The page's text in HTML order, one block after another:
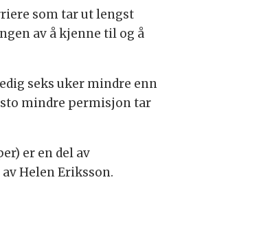
som tar ut lengst
av å kjenne til og å
seks uker mindre enn
mindre permisjon tar
er en del av
Helen Eriksson.